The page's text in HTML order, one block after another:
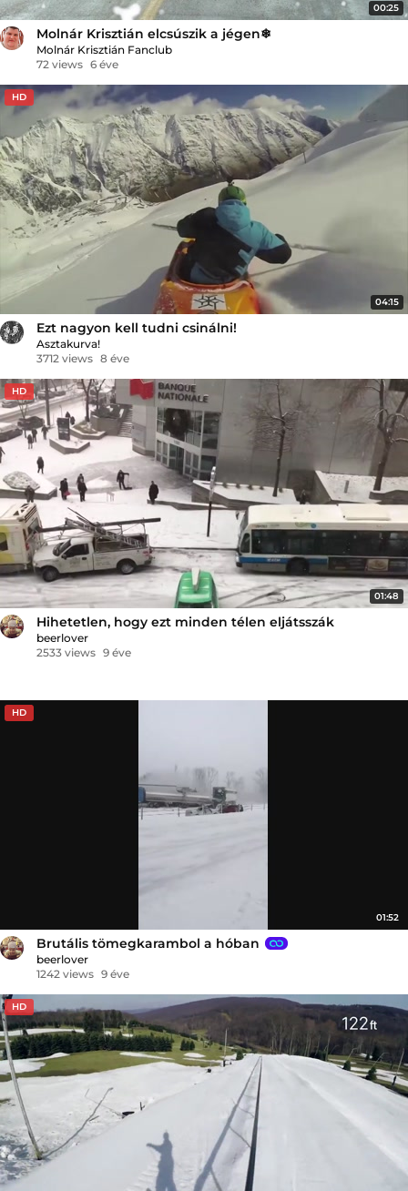
00:25
Molnár Krisztián elcsúszik a jégen❄
Molnár Krisztián Fanclub
72 views 6 éve
HD
04:15
Ezt nagyon kell tudni csinálni!
Asztakurva!
3712 views 8 éve
HD
01:48
Hihetetlen, hogy ezt minden télen eljátsszák
beerlover
2533 views 9 éve
HD
01:52
Brutális tömegkarambol a hóban
beerlover
1242 views 9 éve
HD